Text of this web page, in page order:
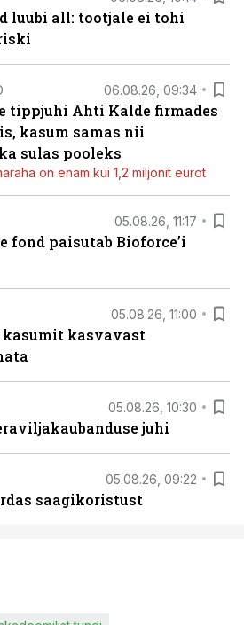
luubi all: tootjale ei tohi
06.08.26, 09:34
tippjuhi Ahti Kalde firmades
kasum samas nii
sulas pooleks
on enam kui 1,2 miljonit eurot
05.08.26, 11:17
fond paisutab Bioforce’i
05.08.26, 11:00
kasumit kasvavast
05.08.26, 10:30
juhi
05.08.26, 09:22
saagikoristust